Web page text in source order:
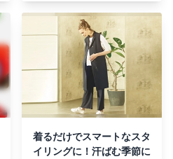
着るだけでスマートなスタ
イリングに！汗ばむ季節に